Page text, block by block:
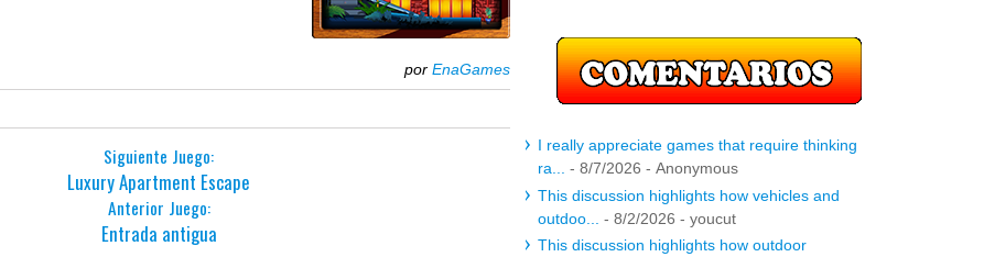
por EnaGames
Siguiente Juego:
Luxury Apartment Escape
Anterior Juego:
Entrada antigua
I really appreciate games that require thinking
ra...
- 8/7/2026 - Anonymous
This discussion highlights how vehicles and
outdoo...
- 8/2/2026 - youcut
This discussion highlights how outdoor